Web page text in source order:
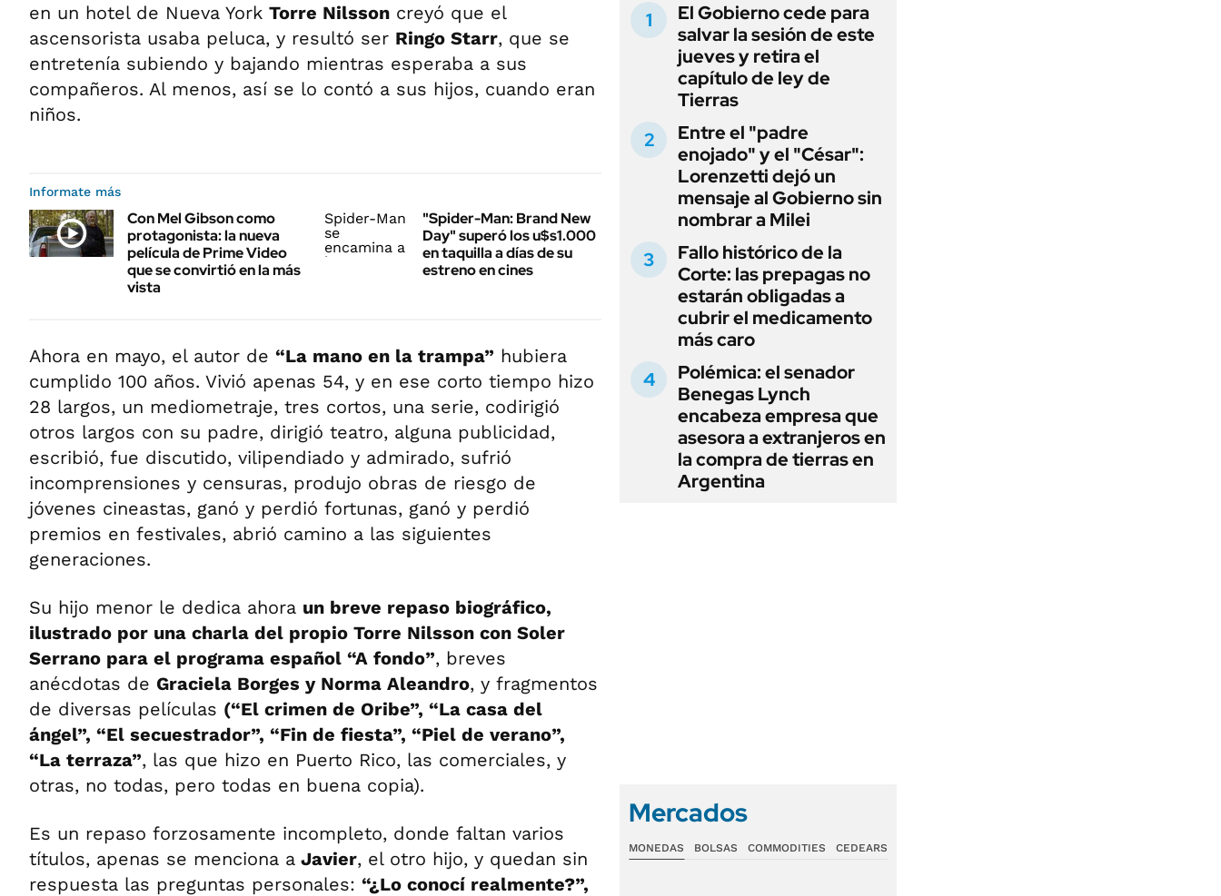
en un hotel de Nueva York Torre Nilsson creyó que el
ascensorista usaba peluca, y resultó ser Ringo Starr, que se
entretenía subiendo y bajando mientras esperaba a sus
compañeros. Al menos, así se lo contó a sus hijos, cuando eran
niños.
Informate más
Con Mel Gibson como
protagonista: la nueva
película de Prime Video
que se convirtió en la más
vista
"Spider-Man: Brand New
Day" superó los u$s1.000
en taquilla a días de su
estreno en cines
Ahora en mayo, el autor de “La mano en la trampa” hubiera
cumplido 100 años. Vivió apenas 54, y en ese corto tiempo hizo
28 largos, un mediometraje, tres cortos, una serie, codirigió
otros largos con su padre, dirigió teatro, alguna publicidad,
escribió, fue discutido, vilipendiado y admirado, sufrió
incomprensiones y censuras, produjo obras de riesgo de
jóvenes cineastas, ganó y perdió fortunas, ganó y perdió
premios en festivales, abrió camino a las siguientes
generaciones.
Su hijo menor le dedica ahora un breve repaso biográfico,
ilustrado por una charla del propio Torre Nilsson con Soler
Serrano para el programa español “A fondo”, breves
anécdotas de Graciela Borges y Norma Aleandro, y fragmentos
de diversas películas (“El crimen de Oribe”, “La casa del
ángel”, “El secuestrador”, “Fin de fiesta”, “Piel de verano”,
“La terraza”, las que hizo en Puerto Rico, las comerciales, y
otras, no todas, pero todas en buena copia).
Es un repaso forzosamente incompleto, donde faltan varios
títulos, apenas se menciona a Javier, el otro hijo, y quedan sin
respuesta las preguntas personales: “¿Lo conocí realmente?”,
El Gobierno cede para
salvar la sesión de este
jueves y retira el
capítulo de ley de
Tierras
Entre el "padre
enojado" y el "César":
Lorenzetti dejó un
mensaje al Gobierno sin
nombrar a Milei
Fallo histórico de la
Corte: las prepagas no
estarán obligadas a
cubrir el medicamento
más caro
Polémica: el senador
Benegas Lynch
encabeza empresa que
asesora a extranjeros en
la compra de tierras en
Argentina
Mercados
MONEDAS BOLSAS COMMODITIES CEDEARS